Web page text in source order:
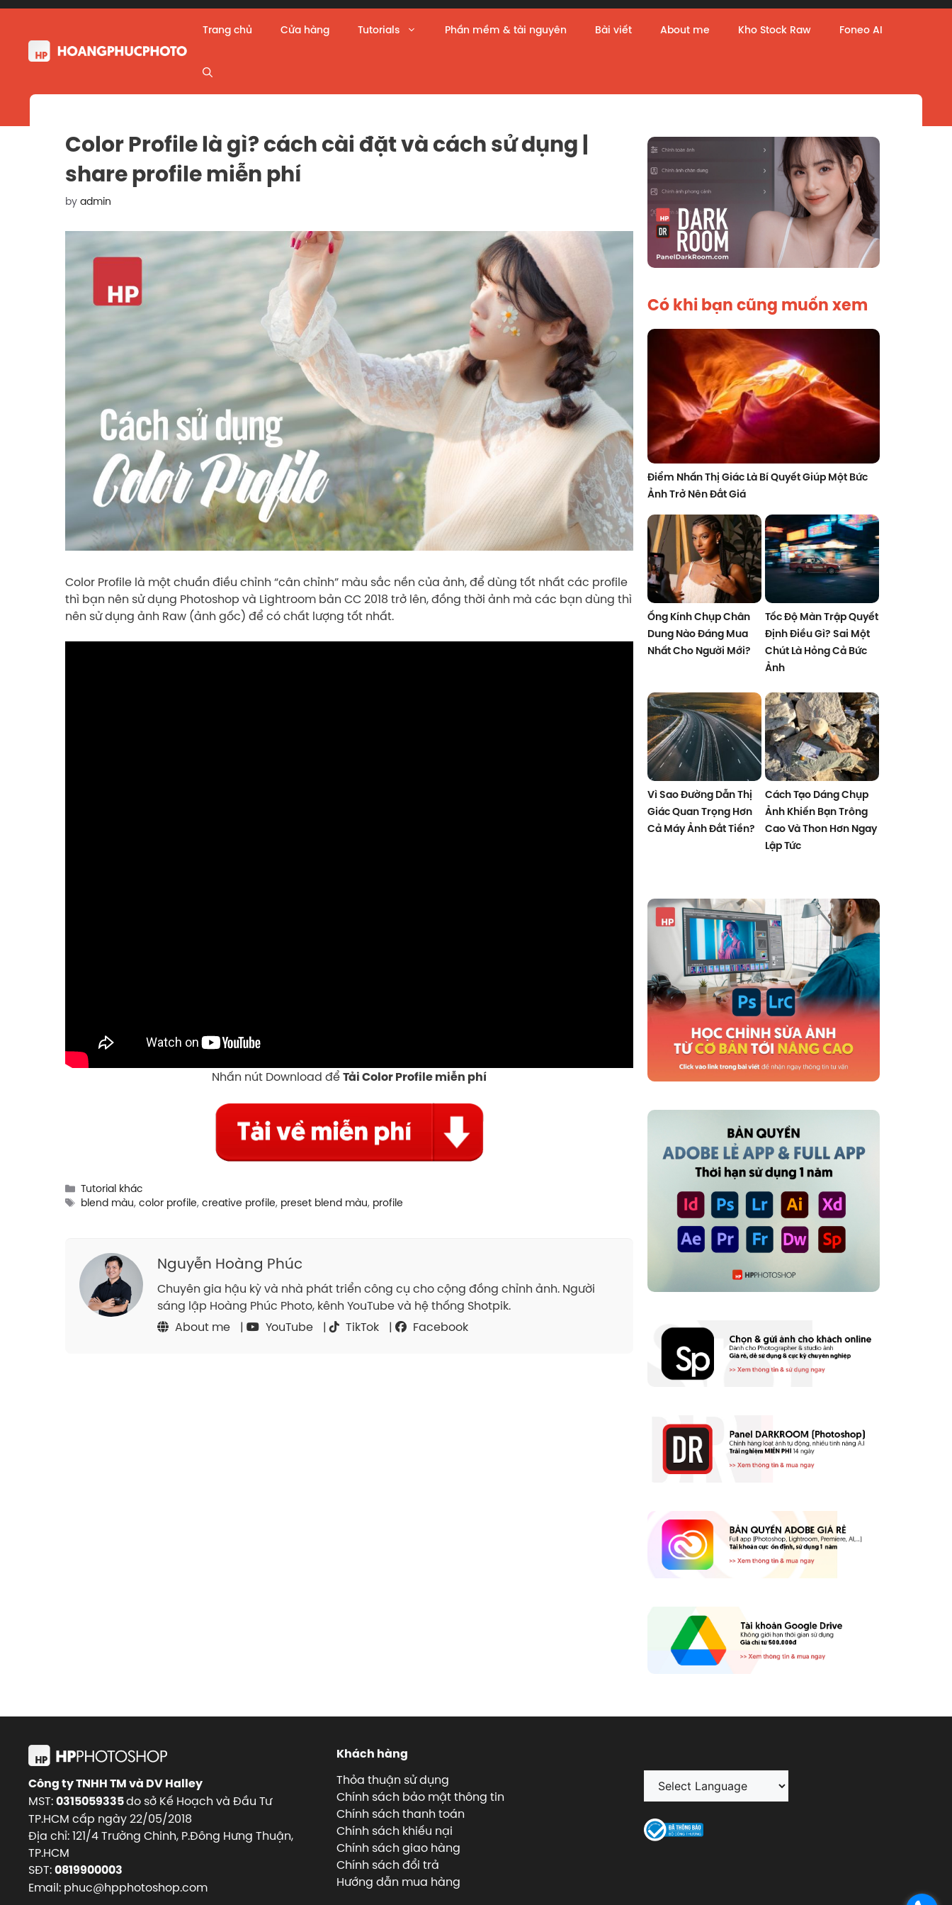
Skip
content
Trang chủ Cửa hàng Tutorials Phần mềm & tài nguyên Bài viết About me Kho Stock Raw Foneo AI
Color Profile là gì? cách cài đặt và cách sử dụng |
share profile miễn phí
by admin
Color Profile là một chuẩn điều chỉnh “cân chỉnh” màu sắc nền của ảnh, để dùng tốt nhất các profile
thì bạn nên sử dụng Photoshop và Lightroom bản CC 2018 trở lên, đồng thời ảnh mà các bạn dùng thì
nên sử dụng ảnh Raw (ảnh gốc) để có chất lượng tốt nhất.
Nhấn nút Download đểTải Color Profile miễn phí
Categories
Tutorial khác
Tags
blend màu, color profile, creative profile, preset blend màu, profile
Nguyễn Hoàng Phúc
Chuyên gia hậu kỳ và nhà phát triển công cụ cho cộng đồng chỉnh ảnh. Người
sáng lập Hoàng Phúc Photo, kênh YouTube và hệ thống Shotpik.
About me
| YouTube | TikTok | Facebook
Có khi bạn cũng muốn xem
Điểm Nhấn Thị Giác Là Bí Quyết Giúp Một Bức
Ảnh Trở Nên Đắt Giá
Ống Kính Chụp Chân
Dung Nào Đáng Mua
Nhất Cho Người Mới?
Tốc Độ Màn Trập Quyết
Định Điều Gì? Sai Một
Chút Là Hỏng Cả Bức
Ảnh
Vì Sao Đường Dẫn Thị
Giác Quan Trọng Hơn
Cả Máy Ảnh Đắt Tiền?
Cách Tạo Dáng Chụp
Ảnh Khiến Bạn Trông
Cao Và Thon Hơn Ngay
Lập Tức
Công ty TNHH TM và DV Halley
MST:0315059335do sở Kế Hoạch và Đầu Tư
TP.HCM cấp ngày 22/05/2018
Địa chỉ: 121/4 Trường Chinh, P.Đông Hưng Thuận,
TP.HCM
SĐT:0819900003
Email: phuc@hpphotoshop.com
Khách hàng
Thỏa thuận sử dụng
Chính sách bảo mật thông tin
Chính sách thanh toán
Chính sách khiếu nại
Chính sách giao hàng
Chính sách đổi trả
Hướng dẫn mua hàng